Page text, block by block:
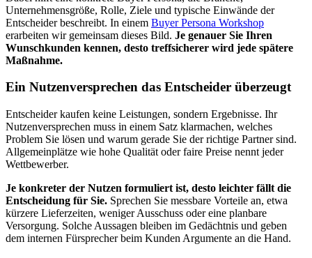
Unternehmensgröße, Rolle, Ziele und typische Einwände der
Entscheider beschreibt. In einem Buyer Persona Workshop
erarbeiten wir gemeinsam dieses Bild. Je genauer Sie Ihren
Wunschkunden kennen, desto treffsicherer wird jede spätere
Maßnahme.
Ein Nutzenversprechen das Entscheider überzeugt
Entscheider kaufen keine Leistungen, sondern Ergebnisse. Ihr
Nutzenversprechen muss in einem Satz klarmachen, welches
Problem Sie lösen und warum gerade Sie der richtige Partner sind.
Allgemeinplätze wie hohe Qualität oder faire Preise nennt jeder
Wettbewerber.
Je konkreter der Nutzen formuliert ist, desto leichter fällt die
Entscheidung für Sie. Sprechen Sie messbare Vorteile an, etwa
kürzere Lieferzeiten, weniger Ausschuss oder eine planbare
Versorgung. Solche Aussagen bleiben im Gedächtnis und geben
dem internen Fürsprecher beim Kunden Argumente an die Hand.